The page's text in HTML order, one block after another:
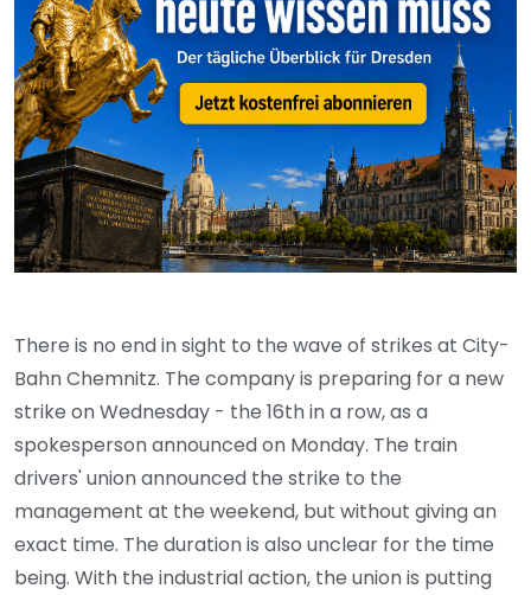
There is no end in sight to the wave of strikes at City-
Bahn Chemnitz. The company is preparing for a new
strike on Wednesday - the 16th in a row, as a
spokesperson announced on Monday. The train
drivers' union announced the strike to the
management at the weekend, but without giving an
exact time. The duration is also unclear for the time
being. With the industrial action, the union is putting